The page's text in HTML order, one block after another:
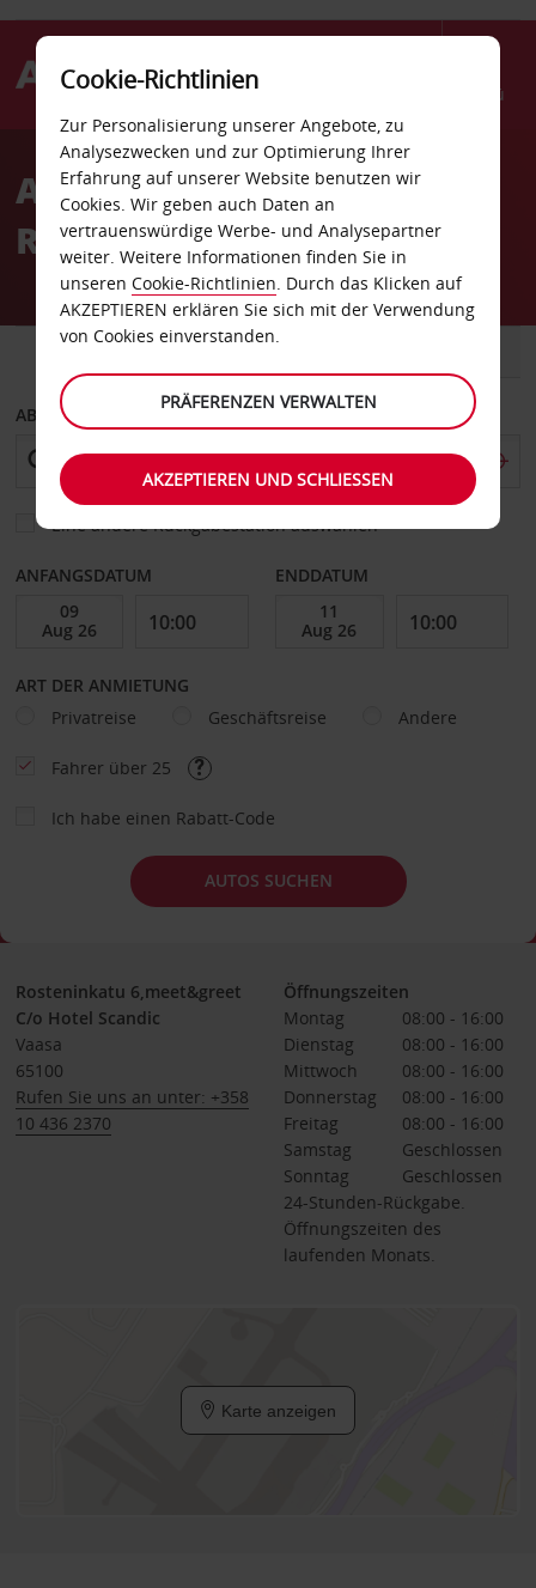
Menü
AvisAutovermietung Vaasa
Rautatieasema
ABHOLEN VON
Eine andere Rückgabestation auswählen
ANFANGSDATUM ENDDATUM
ART DER ANMIETUNG
Privatreise
Geschäftsreise Andere
Fahrer über 25
Ich habe einen Rabatt-Code
AUTOS SUCHEN
Rosteninkatu 6,meet&greet
C/o Hotel Scandic
Vaasa
65100
Rufen Sie uns an unter: +358
10 436 2370
Öffnungszeiten
Montag
08:00 - 16:00
Dienstag
08:00 - 16:00
Mittwoch
08:00 - 16:00
Donnerstag
08:00 - 16:00
Freitag
08:00 - 16:00
Samstag
Geschlossen
Sonntag
Geschlossen
24-Stunden-Rückgabe.
Öffnungszeiten des
laufenden Monats.
Karte anzeigen
Cookie-Richtlinien
Zur Personalisierung unserer Angebote, zu
Analysezwecken und zur Optimierung Ihrer
Erfahrung auf unserer Website benutzen wir
Cookies. Wir geben auch Daten an
vertrauenswürdige Werbe- und Analysepartner
weiter. Weitere Informationen finden Sie in
unseren Cookie-Richtlinien. Durch das Klicken auf
AKZEPTIEREN erklären Sie sich mit der Verwendung
von Cookies einverstanden.
PRÄFERENZEN VERWALTEN
AKZEPTIEREN UND SCHLIESSEN